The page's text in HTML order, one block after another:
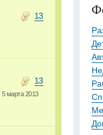
13
13
5 марта 2013